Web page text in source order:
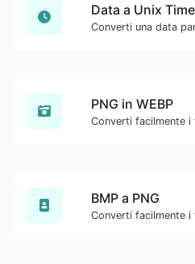
Data a Unix
PNG in WEBP
BMP a PNG